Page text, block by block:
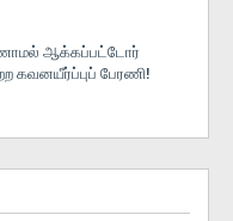
ஆக்கப்பட்டோர்
கவனயீர்ப்புப் பேரணி!